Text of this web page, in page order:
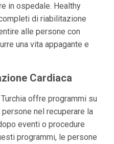
in ospedale. Healthy
di riabilitazione
alle persone con
una vita appagante e
Cardiaca
offre programmi su
nel recuperare la
eventi o procedure
programmi, le persone